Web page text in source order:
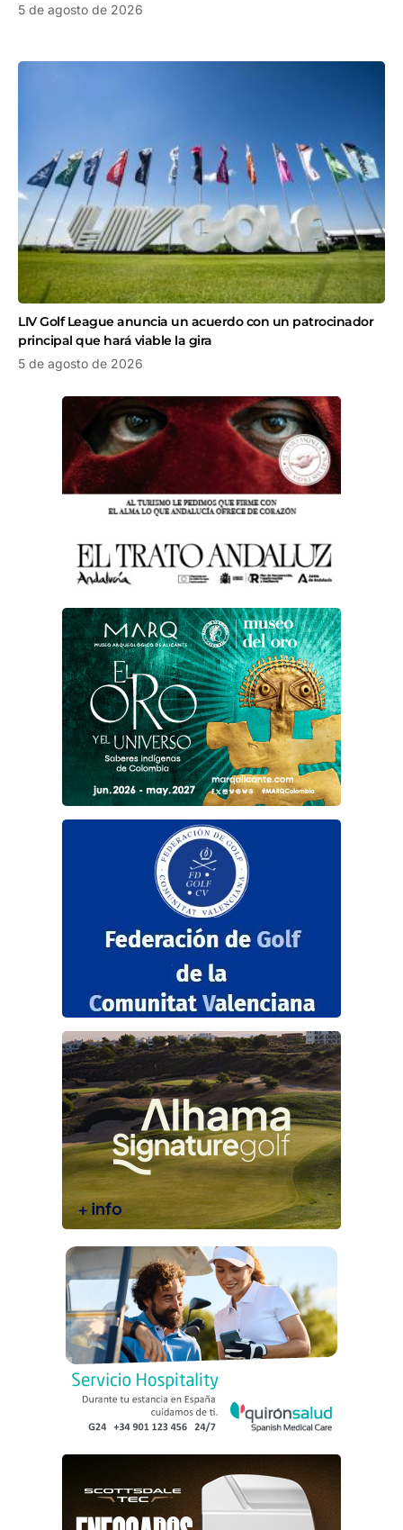
5 de agosto de 2026
LIV Golf League anuncia un acuerdo con un patrocinador
principal que hará viable la gira
5 de agosto de 2026